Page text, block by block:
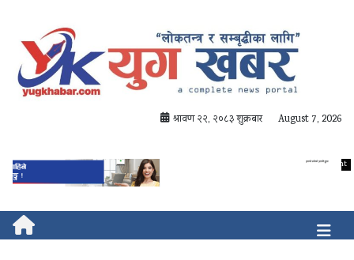
श्रावण २२, २०८३ शुक्रबार August 7, 2026